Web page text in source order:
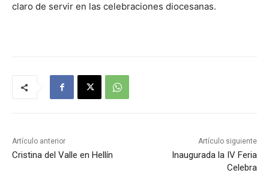
claro de servir en las celebraciones diocesanas.
Artículo anterior
Cristina del Valle en Hellín
Artículo siguiente
Inaugurada la IV Feria
Celebra